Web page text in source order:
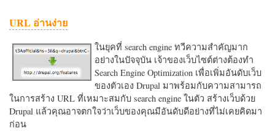
URL อ่านง่าย
ในยุคที่ search engine ทวีความสำคัญมาก
อย่างในปัจจุบัน เจ้าของเว็บไซต์ต่างต้องทำ
Search Engine Optimization เพื่อเพิ่มอันดับเว็บ
ของตัวเอง Drupal มาพร้อมกับความสามารถ
ในการสร้าง URL ที่เหมาะสมกับ search engine ในตัว สร้างเว็บด้วย
Drupal แล้วคุณอาจตกใจว่าเว็บของคุณมีอันดับดีอย่างที่ไม่เคยคิดมา
ก่อน